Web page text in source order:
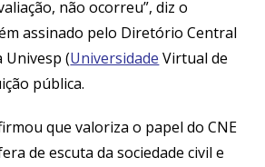
não ocorreu”, diz o
assinado pelo Diretório Central
Univesp (Universidade Virtual de
pública.
que valoriza o papel do CNE
de escuta da sociedade civil e